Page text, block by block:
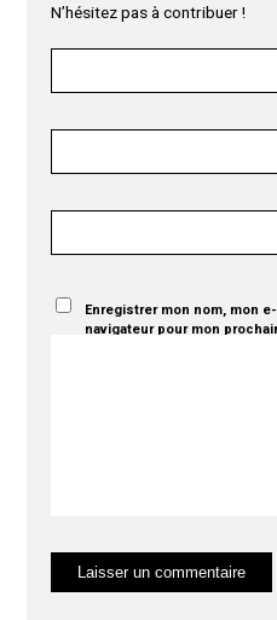
N’hésitez pas à contribuer !
Enregistrer mon nom, mon
navigateur pour mon